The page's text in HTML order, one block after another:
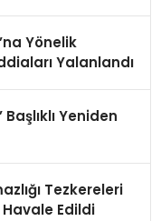
Yönelik
Yalanlandı
Başlıklı Yeniden
Tezkereleri
Edildi